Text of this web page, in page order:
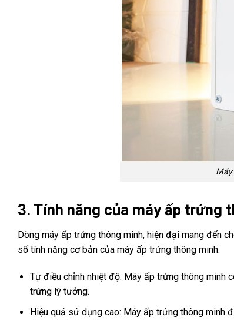
3. Tính năng của máy ấp trứng
Dòng máy ấp trứng thông minh, hiện đại mang đến
số tính năng cơ bản của máy ấp trứng thông minh:
Tự điều chỉnh nhiệt độ: Máy ấp trứng thông minh
trứng lý tưởng.
Hiệu quả sử dụng cao: Máy ấp trứng thông minh